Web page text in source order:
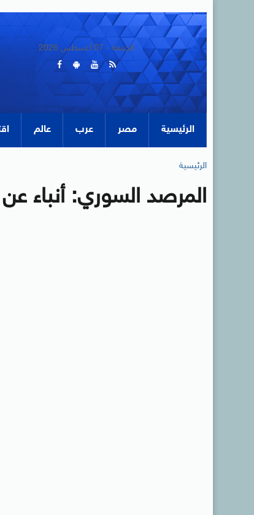
الجمعة - 07 أغسطس 2026
الرئيسية مصر عرب عالم
الرئيسية
المرصد السوري: أنباء